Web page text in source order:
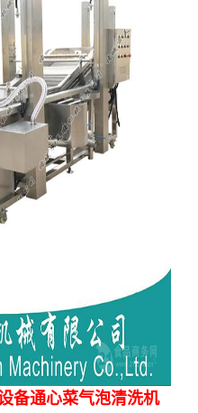
备通心菜气泡清洗机